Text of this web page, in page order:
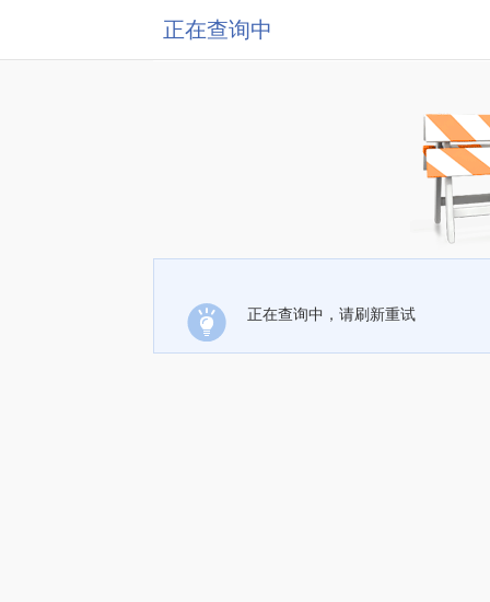
正在查询中
正在查询中，请刷新重试